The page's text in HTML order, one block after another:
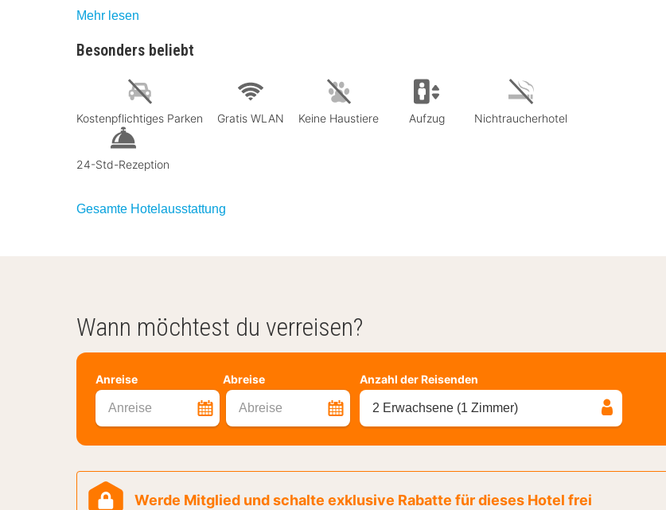
Mehr lesen
Besonders beliebt
Kostenpflichtiges Parken Gratis WLAN Keine Haustiere Aufzug Nichtraucherhotel
24-Std-Rezeption
Gesamte Hotelausstattung
Wann möchtest du verreisen?
Anreise Abreise
Anreise Abreise
Anzahl der Reisenden
2 Erwachsene (1 Zimmer)
Werde Mitglied und schalte exklusive Rabatte für dieses Hotel frei